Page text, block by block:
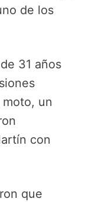
de los
31 años
moto, un
con
que